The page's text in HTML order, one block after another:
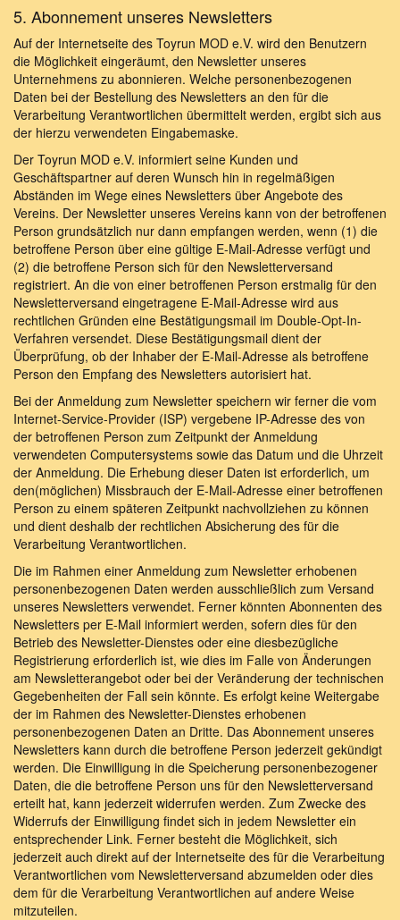
5. Abonnement unseres Newsletters
Auf der Internetseite des Toyrun MOD e.V. wird den Benutzern
die Möglichkeit eingeräumt, den Newsletter unseres
Unternehmens zu abonnieren. Welche personenbezogenen
Daten bei der Bestellung des Newsletters an den für die
Verarbeitung Verantwortlichen übermittelt werden, ergibt sich aus
der hierzu verwendeten Eingabemaske.
Der Toyrun MOD e.V. informiert seine Kunden und
Geschäftspartner auf deren Wunsch hin in regelmäßigen
Abständen im Wege eines Newsletters über Angebote des
Vereins. Der Newsletter unseres Vereins kann von der betroffenen
Person grundsätzlich nur dann empfangen werden, wenn (1) die
betroffene Person über eine gültige E-Mail-Adresse verfügt und
(2) die betroffene Person sich für den Newsletterversand
registriert. An die von einer betroffenen Person erstmalig für den
Newsletterversand eingetragene E-Mail-Adresse wird aus
rechtlichen Gründen eine Bestätigungsmail im Double-Opt-In-
Verfahren versendet. Diese Bestätigungsmail dient der
Überprüfung, ob der Inhaber der E-Mail-Adresse als betroffene
Person den Empfang des Newsletters autorisiert hat.
Bei der Anmeldung zum Newsletter speichern wir ferner die vom
Internet-Service-Provider (ISP) vergebene IP-Adresse des von
der betroffenen Person zum Zeitpunkt der Anmeldung
verwendeten Computersystems sowie das Datum und die Uhrzeit
der Anmeldung. Die Erhebung dieser Daten ist erforderlich, um
den(möglichen) Missbrauch der E-Mail-Adresse einer betroffenen
Person zu einem späteren Zeitpunkt nachvollziehen zu können
und dient deshalb der rechtlichen Absicherung des für die
Verarbeitung Verantwortlichen.
Die im Rahmen einer Anmeldung zum Newsletter erhobenen
personenbezogenen Daten werden ausschließlich zum Versand
unseres Newsletters verwendet. Ferner könnten Abonnenten des
Newsletters per E-Mail informiert werden, sofern dies für den
Betrieb des Newsletter-Dienstes oder eine diesbezügliche
Registrierung erforderlich ist, wie dies im Falle von Änderungen
am Newsletterangebot oder bei der Veränderung der technischen
Gegebenheiten der Fall sein könnte. Es erfolgt keine Weitergabe
der im Rahmen des Newsletter-Dienstes erhobenen
personenbezogenen Daten an Dritte. Das Abonnement unseres
Newsletters kann durch die betroffene Person jederzeit gekündigt
werden. Die Einwilligung in die Speicherung personenbezogener
Daten, die die betroffene Person uns für den Newsletterversand
erteilt hat, kann jederzeit widerrufen werden. Zum Zwecke des
Widerrufs der Einwilligung findet sich in jedem Newsletter ein
entsprechender Link. Ferner besteht die Möglichkeit, sich
jederzeit auch direkt auf der Internetseite des für die Verarbeitung
Verantwortlichen vom Newsletterversand abzumelden oder dies
dem für die Verarbeitung Verantwortlichen auf andere Weise
mitzuteilen.